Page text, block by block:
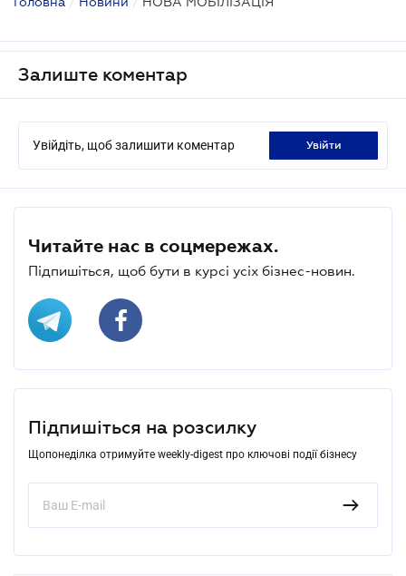
Залиште коментар
Увійдіть, щоб залишити коментар увійти
Читайте нас в соцмережах.
Підпишіться, щоб бути в курсі усіх бізнес-новин.
Підпишіться на розсилку
Щопонеділка отримуйте weekly-digest про ключові події бізнесу